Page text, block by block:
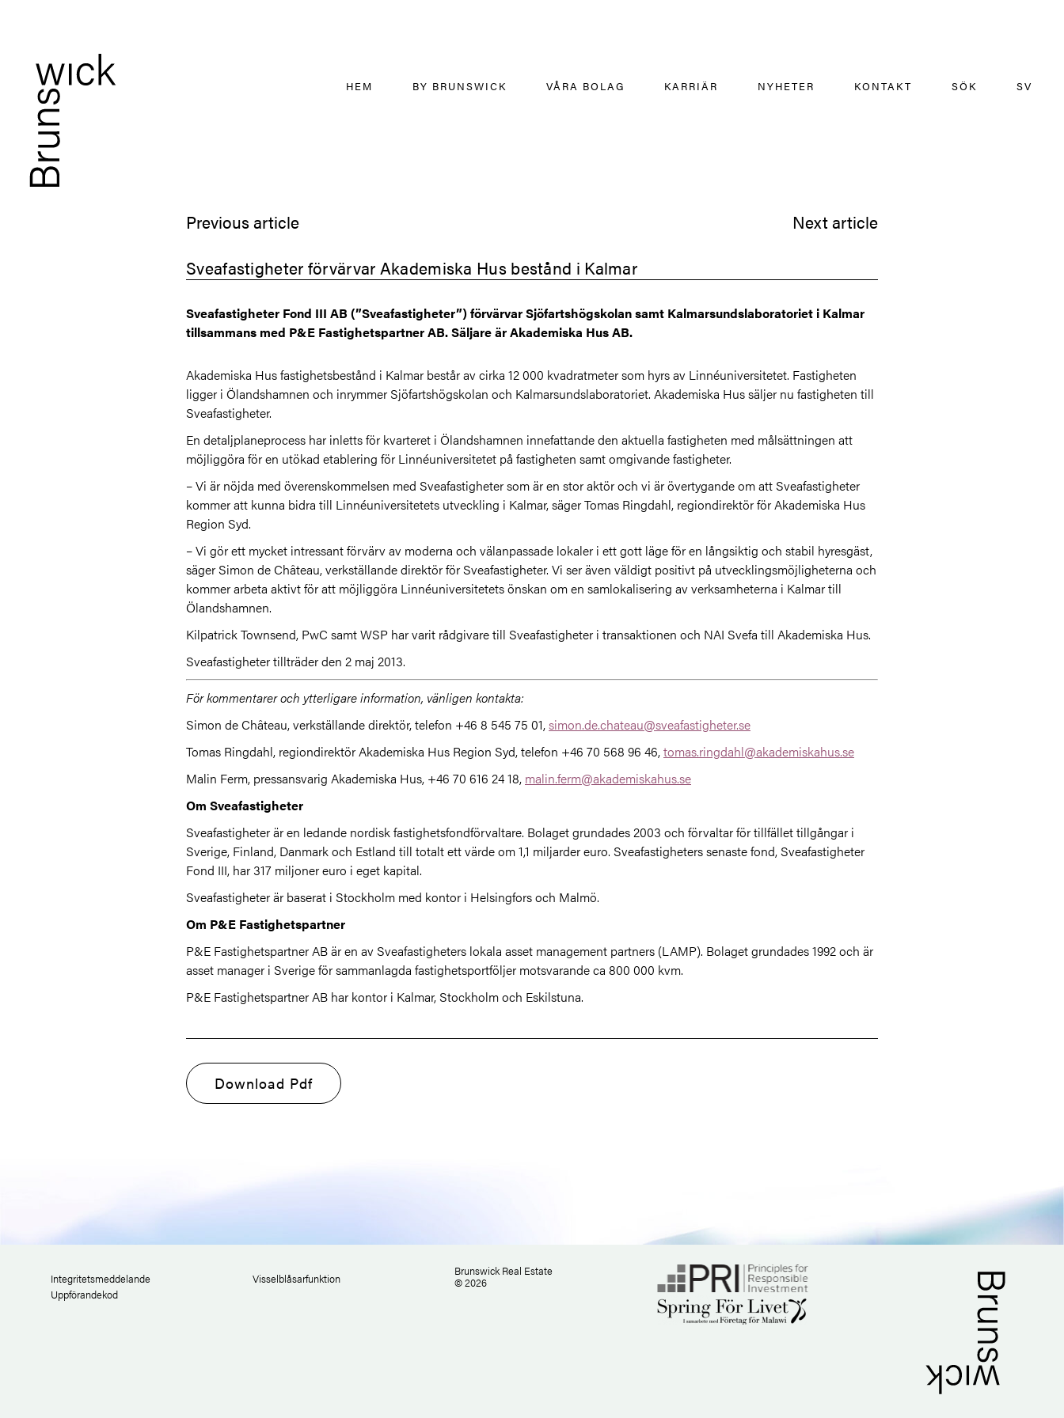
HEM BY BRUNSWICK VÅRA BOLAG KARRIÄR NYHETER KONTAKT SÖK SV
Previous article
Next article
Sveafastigheter förvärvar Akademiska Hus bestånd i Kalmar
Sveafastigheter Fond III AB (”Sveafastigheter”) förvärvar Sjöfartshögskolan samt Kalmarsundslaboratoriet i Kalmar
tillsammans med P&E Fastighetspartner AB. Säljare är Akademiska Hus AB.
Akademiska Hus fastighetsbestånd i Kalmar består av cirka 12 000 kvadratmeter som hyrs av Linnéuniversitetet. Fastigheten
ligger i Ölandshamnen och inrymmer Sjöfartshögskolan och Kalmarsundslaboratoriet. Akademiska Hus säljer nu fastigheten till
Sveafastigheter.
En detaljplaneprocess har inletts för kvarteret i Ölandshamnen innefattande den aktuella fastigheten med målsättningen att
möjliggöra för en utökad etablering för Linnéuniversitetet på fastigheten samt omgivande fastigheter.
– Vi är nöjda med överenskommelsen med Sveafastigheter som är en stor aktör och vi är övertygande om att Sveafastigheter
kommer att kunna bidra till Linnéuniversitetets utveckling i Kalmar, säger Tomas Ringdahl, regiondirektör för Akademiska Hus
Region Syd.
– Vi gör ett mycket intressant förvärv av moderna och välanpassade lokaler i ett gott läge för en långsiktig och stabil hyresgäst,
säger Simon de Château, verkställande direktör för Sveafastigheter. Vi ser även väldigt positivt på utvecklingsmöjligheterna och
kommer arbeta aktivt för att möjliggöra Linnéuniversitetets önskan om en samlokalisering av verksamheterna i Kalmar till
Ölandshamnen.
Kilpatrick Townsend, PwC samt WSP har varit rådgivare till Sveafastigheter i transaktionen och NAI Svefa till Akademiska Hus.
Sveafastigheter tillträder den 2 maj 2013.
För kommentarer och ytterligare information, vänligen kontakta:
Simon de Château, verkställande direktör, telefon +46 8 545 75 01,simon.de.chateau@sveafastigheter.se
Tomas Ringdahl, regiondirektör Akademiska Hus Region Syd, telefon +46 70 568 96 46,tomas.ringdahl@akademiskahus.se
Malin Ferm, pressansvarig Akademiska Hus, +46 70 616 24 18, malin.ferm@akademiskahus.se
Om Sveafastigheter
Sveafastigheter är en ledande nordisk fastighetsfondförvaltare. Bolaget grundades 2003 och förvaltar för tillfället tillgångar i
Sverige, Finland, Danmark och Estland till totalt ett värde om 1,1 miljarder euro. Sveafastigheters senaste fond, Sveafastigheter
Fond III, har 317 miljoner euro i eget kapital.
Sveafastigheter är baserat i Stockholm med kontor i Helsingfors och Malmö.
Om P&E Fastighetspartner
P&E Fastighetspartner AB är en av Sveafastigheters lokala asset management partners (LAMP). Bolaget grundades 1992 och är
asset manager i Sverige för sammanlagda fastighetsportföljer motsvarande ca 800 000 kvm.
P&E Fastighetspartner AB har kontor i Kalmar, Stockholm och Eskilstuna.
Download Pdf
Integritetsmeddelande
Uppförandekod
Visselblåsarfunktion
Brunswick Real Estate
© 2026